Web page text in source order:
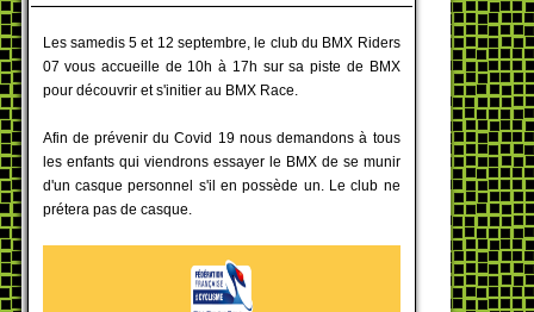
Les samedis 5 et 12 septembre, le club du BMX Riders
07 vous accueille de 10h à 17h sur sa piste de BMX
pour découvrir et s'initier au BMX Race.
Afin de prévenir du Covid 19 nous demandons à tous
les enfants qui viendrons essayer le BMX de se munir
d'un casque personnel s'il en possède un. Le club ne
prétera pas de casque.